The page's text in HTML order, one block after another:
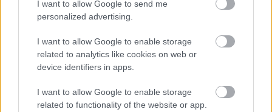
I want to allow Google to send me
personalized advertising.
I want to allow Google to enable storage
related to analytics like cookies on web or
device identifiers in apps.
I want to allow Google to enable storage
related to functionality of the website or app.
Szerintem nem látod teljes egészében az Indanetes
közösség felülete által kínált lehetőségeket sem!
Nem kettőződik meg a kommunikációs felület,
hanem kiegészül.
video, kép, gondolat megosztásra akkor amikor a
szerző nem akar egész postot írni. Esetleg